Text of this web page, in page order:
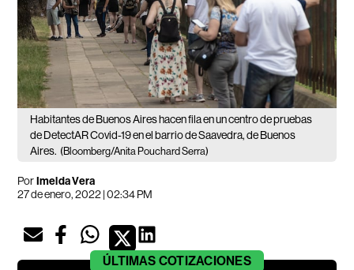
Habitantes de Buenos Aires hacen fila en un centro de pruebas
de DetectAR Covid-19 en el barrio de Saavedra, de Buenos
Aires. (Bloomberg/Anita Pouchard Serra)
PorImelda Vera
27 de enero, 2022 | 02:34 PM
ÚLTIMAS COTIZACIONES